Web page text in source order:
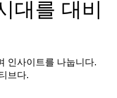
대를 대비
인사이트를 나눕니다.
브다.